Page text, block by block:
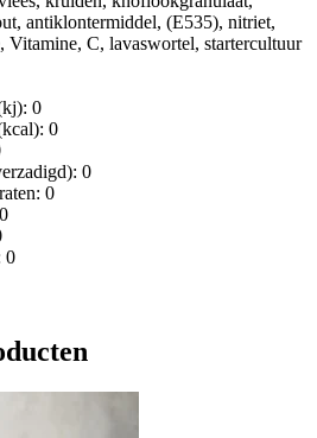
antiklontermiddel, (E535), nitriet,
Vitamine, C, lavaswortel, startercultuur
0
0
0
0
0